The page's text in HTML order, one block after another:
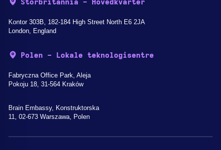
Storbritannia - Hovedkvarter
Kontor 303B, 182-184 High Street North E6 2JA
London, England
Polen - Lokale teknologisentre
Fabryczna Office Park, Aleja
Pokoju 18, 31-564 Kraków
Brain Embassy, Konstruktorska
11, 02-673 Warszawa, Polen